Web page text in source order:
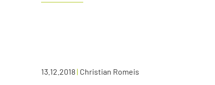
13.12.2018| Christian Romeis